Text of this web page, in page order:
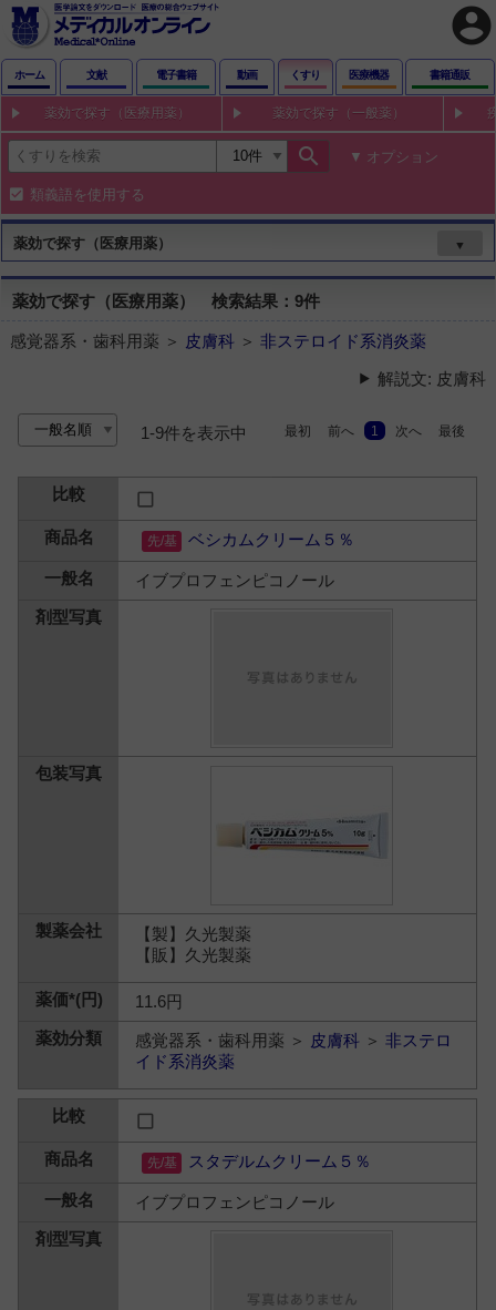
account_circle
ホーム 文献 電子書籍 動画 くすり 医療機器 書籍通販
薬効で探す（医療用薬） 薬効で探す（一般薬）
search オプション
類義語を使用する
薬効で探す（医療用薬） ▼
薬効で探す（医療用薬） 検索結果：9件
感覚器系・歯科用薬 ＞ 皮膚科 ＞ 非ステロイド系消炎薬
解説文: 皮膚科
1-9件を表示中 最初 前へ 1 次へ 最後
ベシカムクリーム５％
イブプロフェンピコノール
【製】久光製薬
【販】久光製薬
11.6円
感覚器系・歯科用薬 ＞ 皮膚科 ＞非ステロ
イド系消炎薬
スタデルムクリーム５％
イブプロフェンピコノール